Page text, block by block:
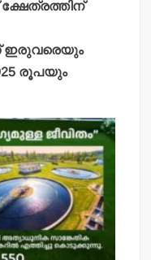
ക്ഷേത്രത്തിന്
ഇരുവരെയും
രൂപയും